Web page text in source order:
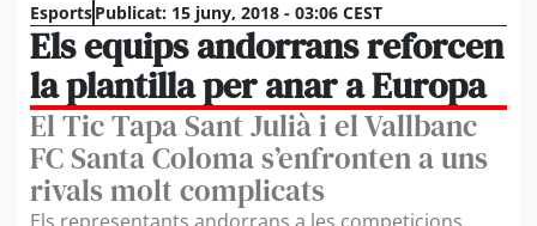
EsportsPublicat: 15 juny, 2018 - 03:06 CEST
Els equips andorrans reforcen
la plantilla per anar a Europa
El Tic Tapa Sant Julià i el Vallbanc
FC Santa Coloma s’enfronten a uns
rivals molt complicats